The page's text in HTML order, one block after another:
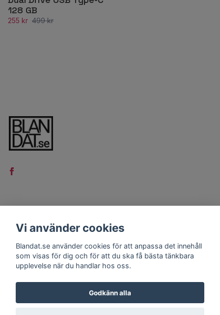
128 GB
255 kr 499 kr
Kontakt
Köpvillkor
Vi använder cookies
Blandat.se använder cookies för att anpassa det innehåll
som visas för dig och för att du ska få bästa tänkbara
upplevelse när du handlar hos oss.
Godkänn alla